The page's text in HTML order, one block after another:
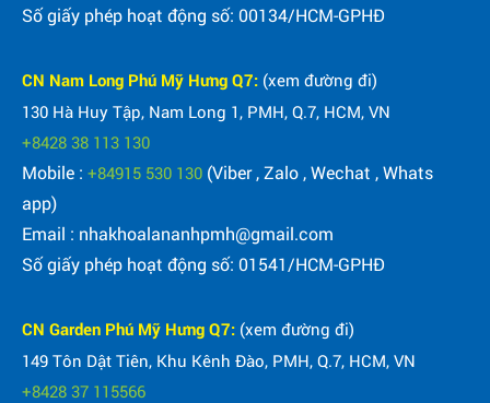
Số giấy phép hoạt động số: 00134/HCM-GPHĐ
CN Nam Long Phú Mỹ Hưng Q7: (xem đường đi)
130 Hà Huy Tập, Nam Long 1, PMH, Q.7, HCM, VN
+8428 38 113 130
Mobile : +84915 530 130 (Viber , Zalo , Wechat , Whats
app)
Email : nhakhoalananhpmh@gmail.com
Số giấy phép hoạt động số: 01541/HCM-GPHĐ
CN Garden Phú Mỹ Hưng Q7: (xem đường đi)
149 Tôn Dật Tiên, Khu Kênh Đào, PMH, Q.7, HCM, VN
+8428 37 115566